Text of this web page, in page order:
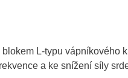
L-typu vápníkového
a ke snížení síly